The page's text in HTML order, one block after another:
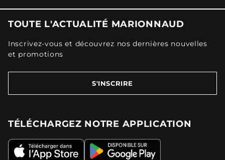
TOUTE L'ACTUALITÉ MARIONNAUD
Inscrivez-vous et découvrez nos dernières nouvelles
et promotions
S'INSCRIRE
TÉLÉCHARGEZ NOTRE APPLICATION